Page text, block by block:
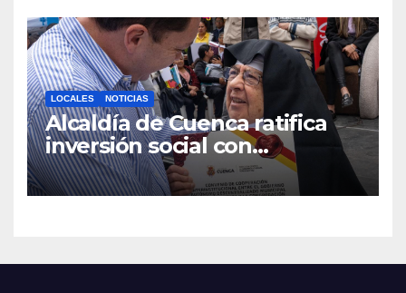
LOCALES NOTICIAS
Alcaldía de Cuenca ratifica
inversión social con
fundaciones e instituciones
locales